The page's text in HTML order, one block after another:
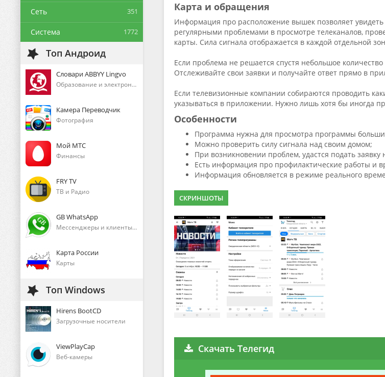
Сеть 351
Система 1772
Топ Андроид
Словари ABBYY Lingvo
Образование и электронные книги
Камера Переводчик
Фотография
Мой МТС
Финансы
FRY TV
ТВ и Радио
GB WhatsApp
Мессенджеры и клиенты голосового общения
Карта России
Карты
Топ Windows
Hirens BootCD
Загрузочные носители
ViewPlayCap
Веб-камеры
Карта и обращения
Информация про расположение вышек позволяет увидеть
регулярными проблемами в просмотре телеканалов,
карты. Сила сигнала отображается в каждой отдельной
Если проблема не решается спустя небольшое
Отслеживайте свои заявки и получайте ответ прямо в
Если телевизионные компании собираются проводить
указываться в приложении. Нужно лишь хотя бы иногда
Особенности
Программа нужна для просмотра программы
Можно проверить силу сигнала над своим домом;
При возникновении проблем, удастся подать заявку
Есть информация про профилактические работы и
Информация обновляется в режиме реального
СКРИНШОТЫ
Скачать Телегид